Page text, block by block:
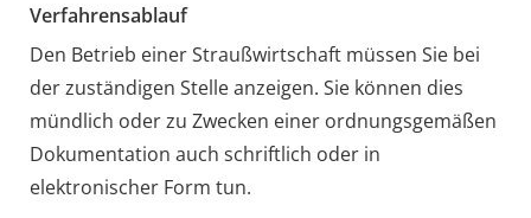
Verfahrensablauf
Den Betrieb einer Straußwirtschaft müssen Sie bei
der zuständigen Stelle anzeigen. Sie können dies
mündlich oder zu Zwecken einer ordnungsgemäßen
Dokumentation auch schriftlich oder in
elektronischer Form tun.